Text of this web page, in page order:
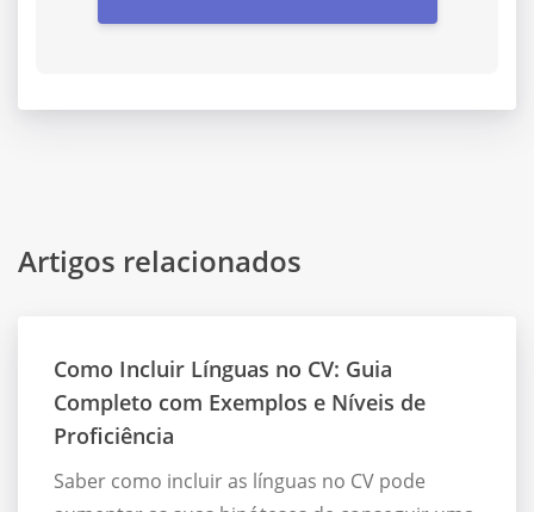
Artigos relacionados
Como Incluir Línguas no CV: Guia
Completo com Exemplos e Níveis de
Proficiência
Saber como incluir as línguas no CV pode